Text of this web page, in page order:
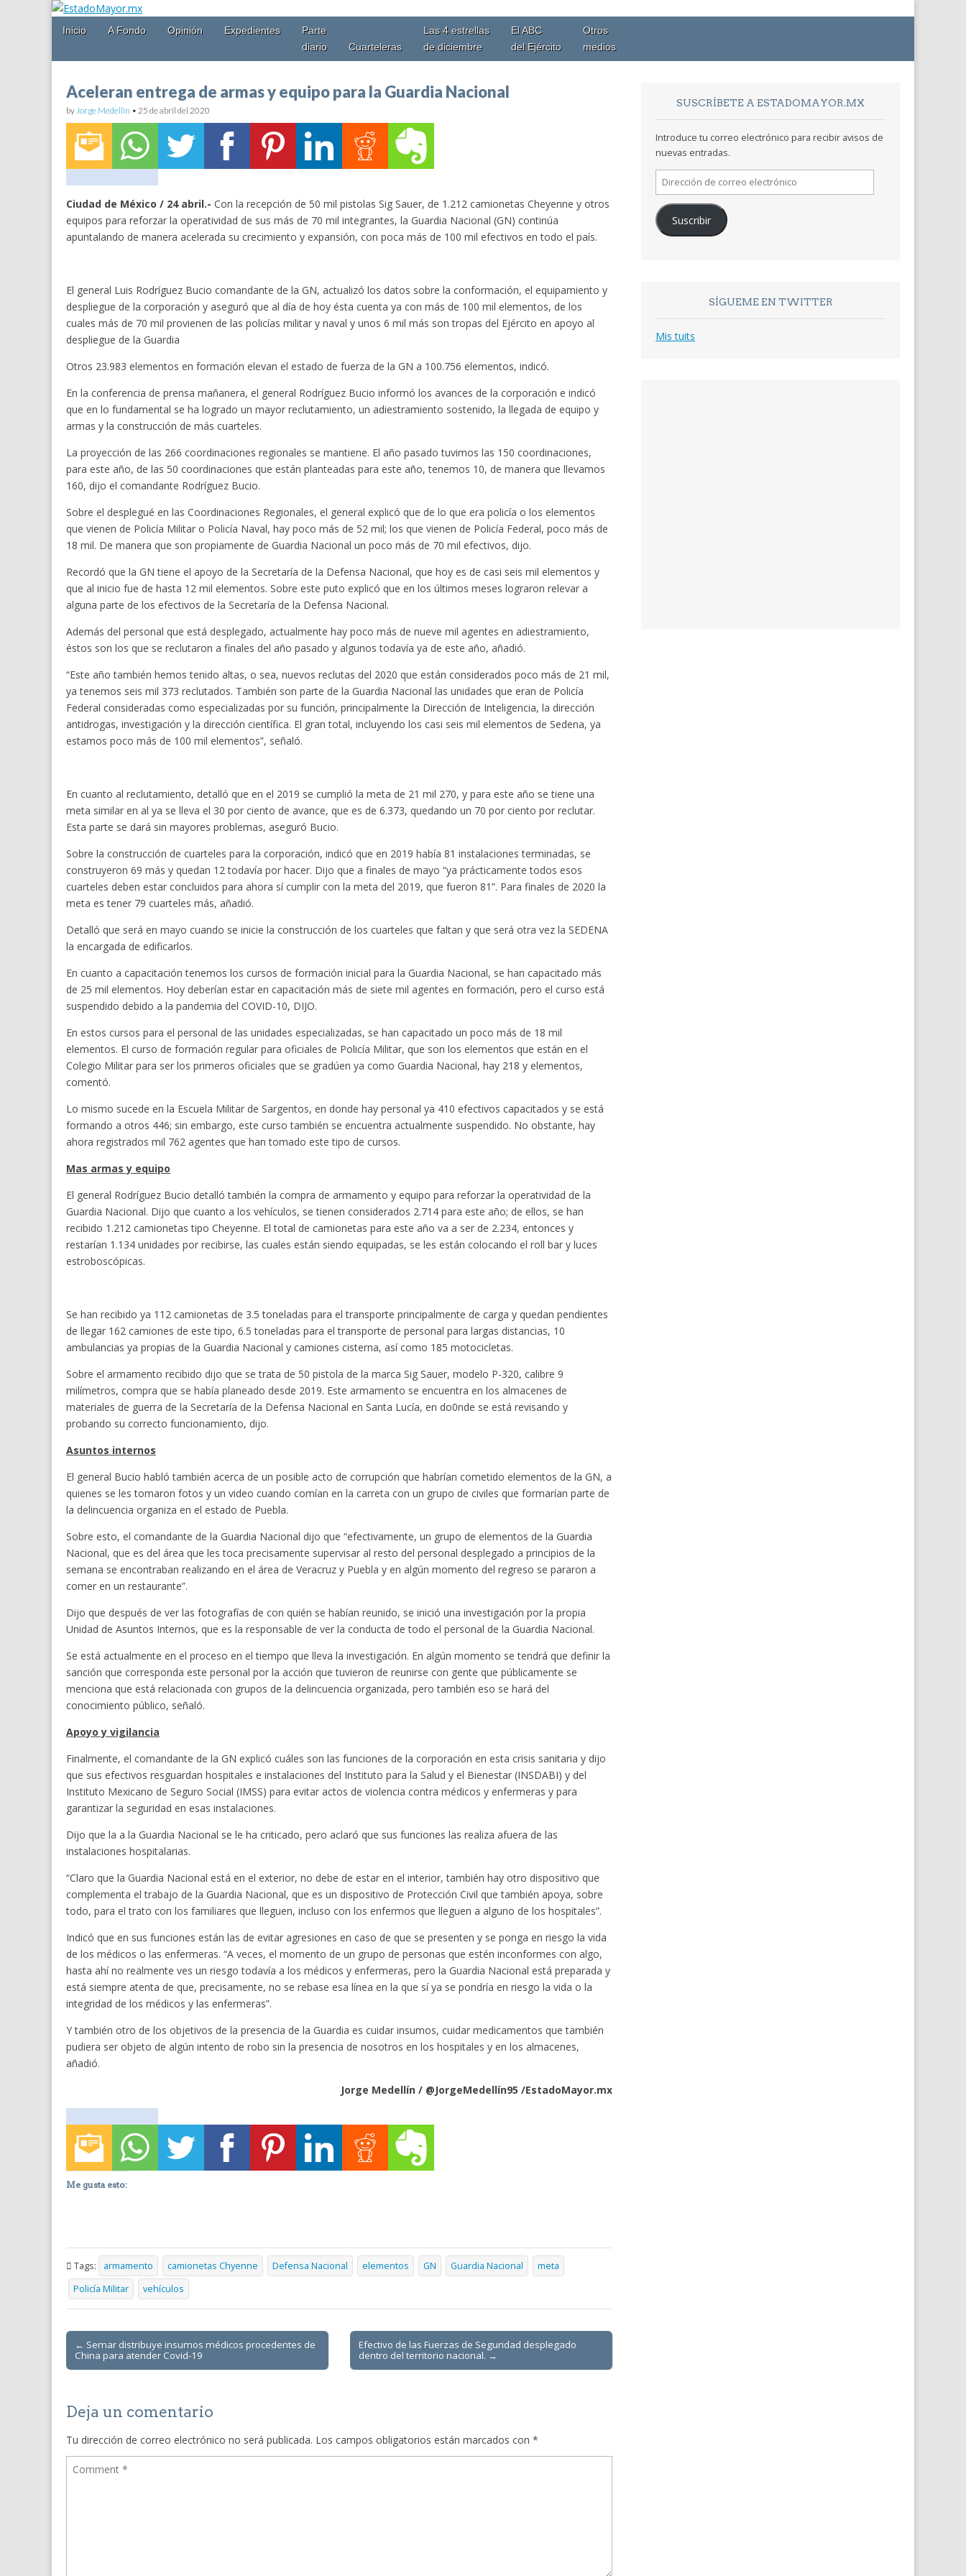
EstadoMayor.mx
Inicio A Fondo Opinión Expedientes
Parte
diario
Cuarteleras
Las 4 estrellas
de diciembre
El ABC
del Ejército
Otros
medios
Aceleran entrega de armas y equipo para la Guardia Nacional
byJorge Medellin • 25 de abril del 2020
Ciudad de México / 24 abril.- Con la recepción de 50 mil pistolas Sig Sauer, de 1.212 camionetas Cheyenne y otros
equipos para reforzar la operatividad de sus más de 70 mil integrantes, la Guardia Nacional (GN) continúa
apuntalando de manera acelerada su crecimiento y expansión, con poca más de 100 mil efectivos en todo el país.
El general Luis Rodríguez Bucio comandante de la GN, actualizó los datos sobre la conformación, el equipamiento y
despliegue de la corporación y aseguró que al día de hoy ésta cuenta ya con más de 100 mil elementos, de los
cuales más de 70 mil provienen de las policías militar y naval y unos 6 mil más son tropas del Ejército en apoyo al
despliegue de la Guardia
Otros 23.983 elementos en formación elevan el estado de fuerza de la GN a 100.756 elementos, indicó.
En la conferencia de prensa mañanera, el general Rodríguez Bucio informó los avances de la corporación e indicó
que en lo fundamental se ha logrado un mayor reclutamiento, un adiestramiento sostenido, la llegada de equipo y
armas y la construcción de más cuarteles.
La proyección de las 266 coordinaciones regionales se mantiene. El año pasado tuvimos las 150 coordinaciones,
para este año, de las 50 coordinaciones que están planteadas para este año, tenemos 10, de manera que llevamos
160, dijo el comandante Rodríguez Bucio.
Sobre el desplegué en las Coordinaciones Regionales, el general explicó que de lo que era policía o los elementos
que vienen de Policía Militar o Policía Naval, hay poco más de 52 mil; los que vienen de Policía Federal, poco más de
18 mil. De manera que son propiamente de Guardia Nacional un poco más de 70 mil efectivos, dijo.
Recordó que la GN tiene el apoyo de la Secretaría de la Defensa Nacional, que hoy es de casi seis mil elementos y
que al inicio fue de hasta 12 mil elementos. Sobre este puto explicó que en los últimos meses lograron relevar a
alguna parte de los efectivos de la Secretaría de la Defensa Nacional.
Además del personal que está desplegado, actualmente hay poco más de nueve mil agentes en adiestramiento,
éstos son los que se reclutaron a finales del año pasado y algunos todavía ya de este año, añadió.
“Este año también hemos tenido altas, o sea, nuevos reclutas del 2020 que están considerados poco más de 21 mil,
ya tenemos seis mil 373 reclutados. También son parte de la Guardia Nacional las unidades que eran de Policía
Federal consideradas como especializadas por su función, principalmente la Dirección de Inteligencia, la dirección
antidrogas, investigación y la dirección científica. El gran total, incluyendo los casi seis mil elementos de Sedena, ya
estamos poco más de 100 mil elementos”, señaló.
En cuanto al reclutamiento, detalló que en el 2019 se cumplió la meta de 21 mil 270, y para este año se tiene una
meta similar en al ya se lleva el 30 por ciento de avance, que es de 6.373, quedando un 70 por ciento por reclutar.
Esta parte se dará sin mayores problemas, aseguró Bucio.
Sobre la construcción de cuarteles para la corporación, indicó que en 2019 había 81 instalaciones terminadas, se
construyeron 69 más y quedan 12 todavía por hacer. Dijo que a finales de mayo “ya prácticamente todos esos
cuarteles deben estar concluidos para ahora sí cumplir con la meta del 2019, que fueron 81”. Para finales de 2020 la
meta es tener 79 cuarteles más, añadió.
Detalló que será en mayo cuando se inicie la construcción de los cuarteles que faltan y que será otra vez la SEDENA
la encargada de edificarlos.
En cuanto a capacitación tenemos los cursos de formación inicial para la Guardia Nacional, se han capacitado más
de 25 mil elementos. Hoy deberían estar en capacitación más de siete mil agentes en formación, pero el curso está
suspendido debido a la pandemia del COVID-10, DIJO.
En estos cursos para el personal de las unidades especializadas, se han capacitado un poco más de 18 mil
elementos. El curso de formación regular para oficiales de Policía Militar, que son los elementos que están en el
Colegio Militar para ser los primeros oficiales que se gradúen ya como Guardia Nacional, hay 218 y elementos,
comentó.
Lo mismo sucede en la Escuela Militar de Sargentos, en donde hay personal ya 410 efectivos capacitados y se está
formando a otros 446; sin embargo, este curso también se encuentra actualmente suspendido. No obstante, hay
ahora registrados mil 762 agentes que han tomado este tipo de cursos.
Mas armas y equipo
El general Rodríguez Bucio detalló también la compra de armamento y equipo para reforzar la operatividad de la
Guardia Nacional. Dijo que cuanto a los vehículos, se tienen considerados 2.714 para este año; de ellos, se han
recibido 1.212 camionetas tipo Cheyenne. El total de camionetas para este año va a ser de 2.234, entonces y
restarían 1.134 unidades por recibirse, las cuales están siendo equipadas, se les están colocando el roll bar y luces
estroboscópicas.
Se han recibido ya 112 camionetas de 3.5 toneladas para el transporte principalmente de carga y quedan pendientes
de llegar 162 camiones de este tipo, 6.5 toneladas para el transporte de personal para largas distancias, 10
ambulancias ya propias de la Guardia Nacional y camiones cisterna, así como 185 motocicletas.
Sobre el armamento recibido dijo que se trata de 50 pistola de la marca Sig Sauer, modelo P-320, calibre 9
milímetros, compra que se había planeado desde 2019. Este armamento se encuentra en los almacenes de
materiales de guerra de la Secretaría de la Defensa Nacional en Santa Lucía, en do0nde se está revisando y
probando su correcto funcionamiento, dijo.
Asuntos internos
El general Bucio habló también acerca de un posible acto de corrupción que habrían cometido elementos de la GN, a
quienes se les tomaron fotos y un video cuando comían en la carreta con un grupo de civiles que formarían parte de
la delincuencia organiza en el estado de Puebla.
Sobre esto, el comandante de la Guardia Nacional dijo que “efectivamente, un grupo de elementos de la Guardia
Nacional, que es del área que les toca precisamente supervisar al resto del personal desplegado a principios de la
semana se encontraban realizando en el área de Veracruz y Puebla y en algún momento del regreso se pararon a
comer en un restaurante”.
Dijo que después de ver las fotografías de con quién se habían reunido, se inició una investigación por la propia
Unidad de Asuntos Internos, que es la responsable de ver la conducta de todo el personal de la Guardia Nacional.
Se está actualmente en el proceso en el tiempo que lleva la investigación. En algún momento se tendrá que definir la
sanción que corresponda este personal por la acción que tuvieron de reunirse con gente que públicamente se
menciona que está relacionada con grupos de la delincuencia organizada, pero también eso se hará del
conocimiento público, señaló.
Apoyo y vigilancia
Finalmente, el comandante de la GN explicó cuáles son las funciones de la corporación en esta crisis sanitaria y dijo
que sus efectivos resguardan hospitales e instalaciones del Instituto para la Salud y el Bienestar (INSDABI) y del
Instituto Mexicano de Seguro Social (IMSS) para evitar actos de violencia contra médicos y enfermeras y para
garantizar la seguridad en esas instalaciones.
Dijo que la a la Guardia Nacional se le ha criticado, pero aclaró que sus funciones las realiza afuera de las
instalaciones hospitalarias.
“Claro que la Guardia Nacional está en el exterior, no debe de estar en el interior, también hay otro dispositivo que
complementa el trabajo de la Guardia Nacional, que es un dispositivo de Protección Civil que también apoya, sobre
todo, para el trato con los familiares que lleguen, incluso con los enfermos que lleguen a alguno de los hospitales”.
Indicó que en sus funciones están las de evitar agresiones en caso de que se presenten y se ponga en riesgo la vida
de los médicos o las enfermeras. “A veces, el momento de un grupo de personas que estén inconformes con algo,
hasta ahí no realmente ves un riesgo todavía a los médicos y enfermeras, pero la Guardia Nacional está preparada y
está siempre atenta de que, precisamente, no se rebase esa línea en la que sí ya se pondría en riesgo la vida o la
integridad de los médicos y las enfermeras”.
Y también otro de los objetivos de la presencia de la Guardia es cuidar insumos, cuidar medicamentos que también
pudiera ser objeto de algún intento de robo sin la presencia de nosotros en los hospitales y en los almacenes,
añadió.
Jorge Medellín / @JorgeMedellín95 /EstadoMayor.mx
Me gusta esto:
Tags: armamento camionetas Chyenne Defensa Nacional elementos GN Guardia Nacional
meta
Policía Militar
vehículos
Post
navigation
← Semar distribuye insumos médicos procedentes de
China para atender Covid-19
Efectivo de las Fuerzas de Seguridad desplegado
dentro del territorio nacional. →
Deja un comentario
Tu dirección de correo electrónico no será publicada. Los campos obligatorios están marcados con *
SUSCRÍBETE A ESTADOMAYOR.MX
Introduce tu correo electrónico para recibir avisos de
nuevas entradas.
Dirección
de
correo
electrónico
Suscribir
SÍGUEME EN TWITTER
Mis tuits